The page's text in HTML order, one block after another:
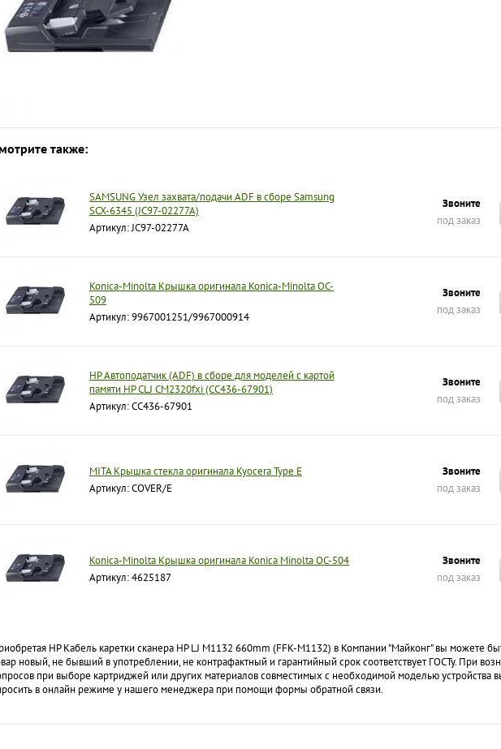
также:
SAMSUNG Узел захвата/подачи ADF в сборе Samsung
SCX-6345 (JC97-02277A)
Артикул: JC97-02277A
Звоните
под заказ
Konica-Minolta Крышка оригинала Konica-Minolta OC-
509
Артикул: 9967001251/9967000914
Звоните
под заказ
HP Автоподатчик (ADF) в сборе для моделей с картой
памяти HP CLJ CM2320fxi (CC436-67901)
Артикул: CC436-67901
Звоните
под заказ
MITA Крышка стекла оригинала Kyocera Type E
Артикул: COVER/E
Звоните
под заказ
Konica-Minolta Крышка оригинала Konica Minolta OC-504
Артикул: 4625187
Звоните
под заказ
HP Кабель каретки сканера HP LJ M1132 660mm (FFK-M1132) в Компании "Майконг" вы можете
новый, не бывший в употреблении, не контрафактный и гарантийный срок соответствует ГОСТу. При
при выборе картриджей или других материалов совместимых с необходимой моделью устройства
в онлайн режиме у нашего менеджера при помощи формы обратной связи.